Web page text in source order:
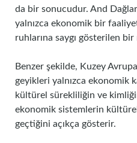
da bir sonucudur. And
yalnızca ekonomik bir
ruhlarına saygı gösterilen
Benzer şekilde, Kuzey
geyikleri yalnızca ekonomik
kültürel sürekliliğin ve kimliğin
ekonomik sistemlerin
geçtiğini açıkça gösterir.